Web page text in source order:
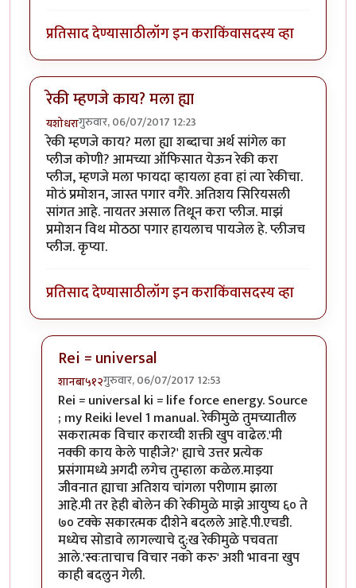
प्रतिसाद देण्यासाठीलॉग इन कराकिंवासदस्य व्हा
रेकी म्हणजे काय? मला ह्या
यशोधरागुरुवार, 06/07/2017 12:23
रेकी म्हणजे काय? मला ह्या शब्दाचा अर्थ सांगेल का
प्लीज कोणी? आमच्या ऑफिसात येऊन रेकी करा
प्लीज, म्हणजे मला फायदा व्हायला हवा हां त्या रेकीचा.
मोठं प्रमोशन, जास्त पगार वगैरे. अतिशय सिरियसली
सांगत आहे. नायतर असाल तिथून करा प्लीज. माझं
प्रमोशन विथ मोठठा पगार हायलाच पायजेल हे. प्लीजच
प्लीज. कृप्या.
प्रतिसाद देण्यासाठीलॉग इन कराकिंवासदस्य व्हा
Rei = universal
शानबा५१२गुरुवार, 06/07/2017 12:53
In reply toरेकी म्हणजे काय? मला ह्याbyयशोधरा
Rei = universal ki = life force energy. Source
; my Reiki level 1 manual. रेकीमुळे तुमच्यातील
सकरात्मक विचार कराय्ची शक्ती खुप वाढेल.'मी
नक्की काय केले पाहीजे?' ह्याचे उत्तर प्रत्येक
प्रसंगामध्ये अगदी लगेच तुम्हाला कळेल.माझ्या
जीवनात ह्याचा अतिशय चांगला परीणाम झाला
आहे.मी तर हेही बोलेन की रेकीमुळे माझे आयुष्य ६० ते
७० टक्के सकारत्मक दीशेने बदलले आहे.पी.एचडी.
मध्येच सोडावे लागल्याचे दु:ख रेकीमुळे पचवता
आले.'स्वःताचाच विचार नको करु' अशी भावना खुप
काही बदलुन गेली.